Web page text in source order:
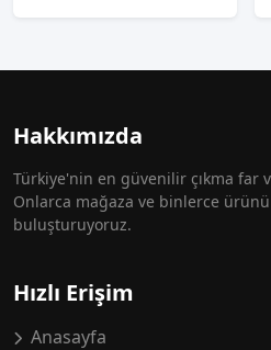
Hakkımızda
Türkiye'nin en güvenilir çıkma far
Onlarca mağaza ve binlerce ürünü
buluşturuyoruz.
Hızlı Erişim
Anasayfa